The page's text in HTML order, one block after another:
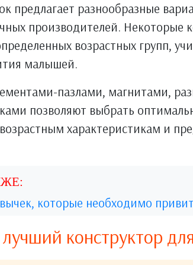
предлагает разнообразные
производителей. Некоторые
возрастных групп,
малышей.
пазлами, магнитами,
позволяют выбрать
характеристикам и
которые необходимо
конструктор